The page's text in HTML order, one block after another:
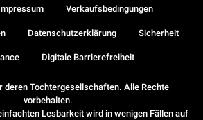
deren Tochtergesellschaften. Alle Rechte
vorbehalten.
Lesbarkeit wird in wenigen Fällen auf
Verkaufsbedingungen
Datenschutzerklärung Sicherheit
Digitale Barrierefreiheit